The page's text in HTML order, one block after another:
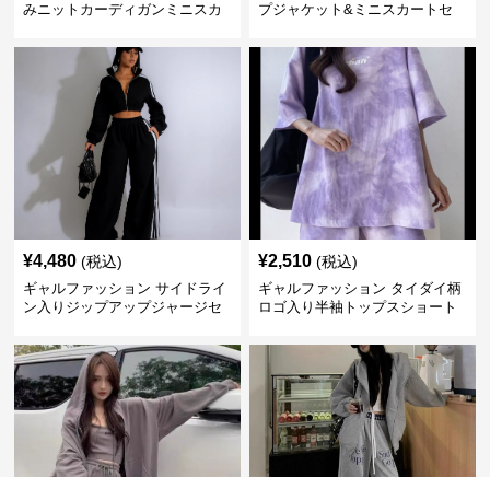
みニットカーディガンミニスカ
プジャケット&ミニスカートセ
¥4,480 (税込)
ギャルファッション サイドライ
ン入りジップアップジャージセ
¥2,510 (税込)
ギャルファッション タイダイ柄
ロゴ入り半袖トップスショート